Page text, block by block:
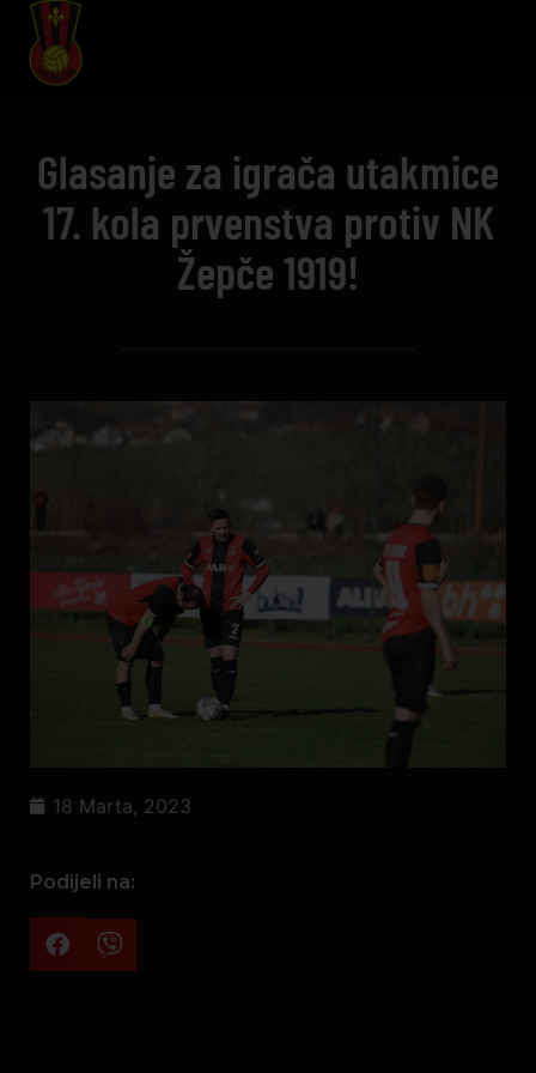
Glasanje za igrača utakmice
17. kola prvenstva protiv NK
Žepče 1919!
18 Marta, 2023
Podijeli na: